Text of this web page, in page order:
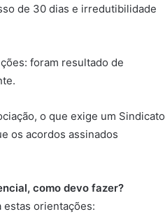
de 30 dias e irredutibilidade
foram resultado de
o que exige um Sindicato
os acordos assinados
como devo fazer?
estas orientações: